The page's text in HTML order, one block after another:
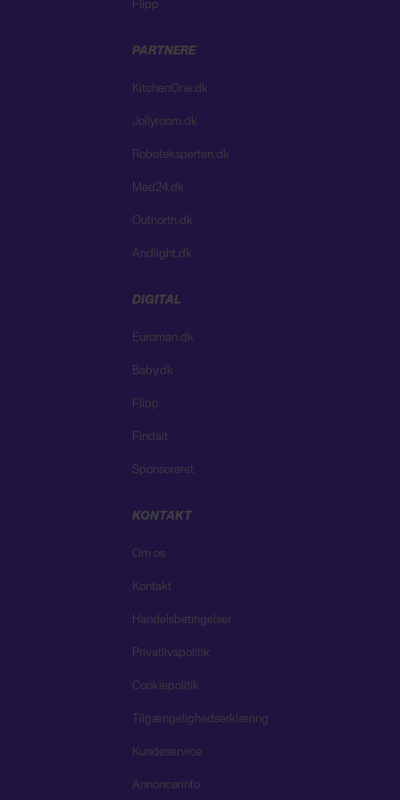
Flipp
PARTNERE
KitchenOne.dk
Jollyroom.dk
Roboteksperten.dk
Med24.dk
Outnorth.dk
Andlight.dk
DIGITAL
Euroman.dk
Baby.dk
Flipp
Findalt
Sponsoreret
KONTAKT
Om os
Kontakt
Handelsbetingelser
Privatlivspolitik
Cookiepolitik
Tilgængelighedserklæring
Kundeservice
Annoncørinfo